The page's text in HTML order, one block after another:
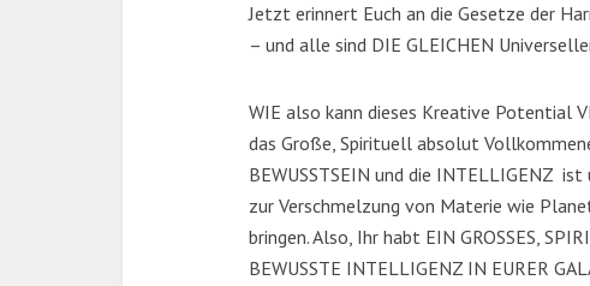
Jetzt erinnert Euch an die Gesetze der
– und alle sind DIE GLEICHEN
WIE also kann dieses Kreative Potential
das Große, Spirituell absolut
BEWUSSTSEIN und die INTELLIGENZ
zur Verschmelzung von Materie wie
bringen. Also, Ihr habt EIN GROSSES,
BEWUSSTE INTELLIGENZ IN EURER